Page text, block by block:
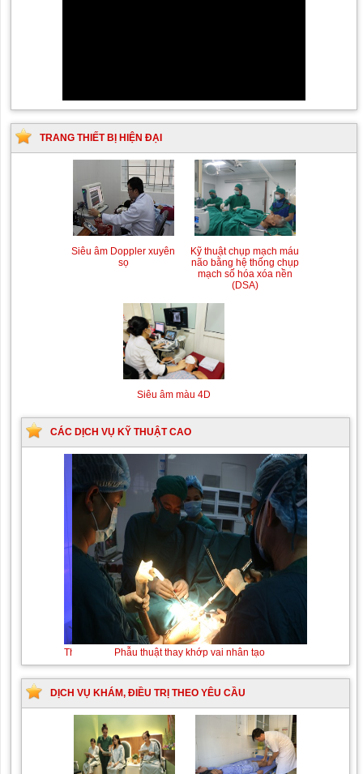
TRANG THIẾT BỊ HIỆN ĐẠI
Siêu âm Doppler xuyên
sọ
Kỹ thuật chụp mạch máu
não bằng hệ thống chụp
mạch số hóa xóa nền
(DSA)
Siêu âm màu 4D
CÁC DỊCH VỤ KỸ THUẬT CAO
Phẫu thuật thay khớp vai
nhân tạo
Thay máu sơ sinh do bất
đồng nhóm máu
DỊCH VỤ KHÁM, ĐIỀU TRỊ THEO YÊU CẦU